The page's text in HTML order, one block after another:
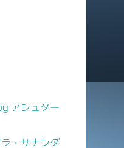
アシュター
・サナンダ